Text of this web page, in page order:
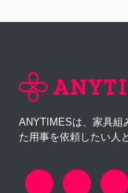
ANYTIMESは、家具組
た用事を依頼したい人